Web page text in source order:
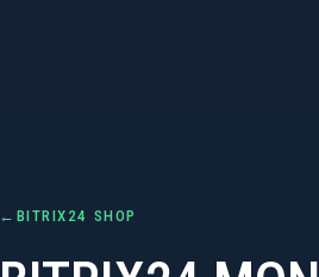
← BITRIX24 SHOP